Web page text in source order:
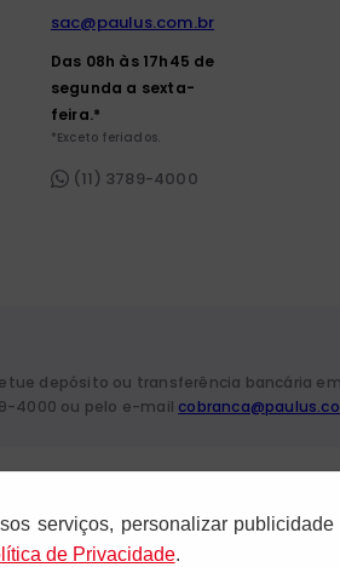
sac@paulus.com.br
Das 08h às 17h45 de
segunda a sexta-
feira.*
*Exceto feriados.
(11) 3789-4000
depósito ou transferência bancária
4000 ou pelo e-mail
serviços, personalizar publicidade
de Privacidade.